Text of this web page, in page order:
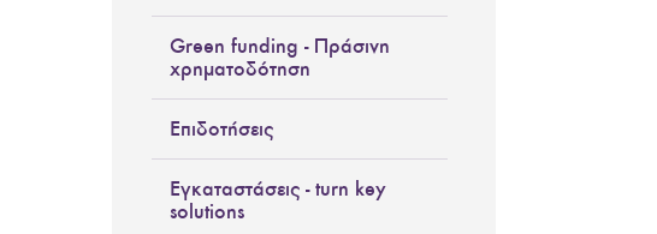
Green funding - Πράσινη
χρηματοδότηση
Επιδοτήσεις
Εγκαταστάσεις - turn key
solutions